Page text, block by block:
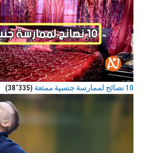
10 نصائح لممارسة جنسية ممتعة (38٬335)